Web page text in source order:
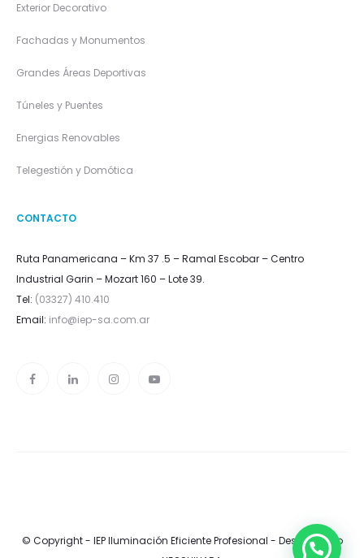
Exterior Decorativo
Fachadas y Monumentos
Grandes Áreas Deportivas
Túneles y Puentes
Energias Renovables
Telegestión y Domótica
CONTACTO
Ruta Panamericana – Km 37 .5 – Ramal Escobar – Centro
Industrial Garin – Mozart 160 – Lote 39.
Tel: (03327) 410.410
Email: info@iep-sa.com.ar
© Copyright - IEP Iluminación Eficiente Profesional - Desarrollado